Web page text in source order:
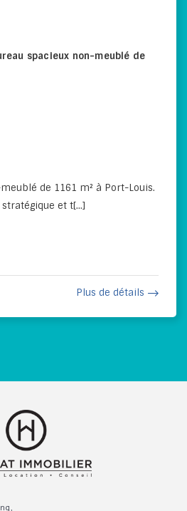
spacieux non-meublé de
de 1161 m² à Port-Louis.
et t[...]
Plus de détails